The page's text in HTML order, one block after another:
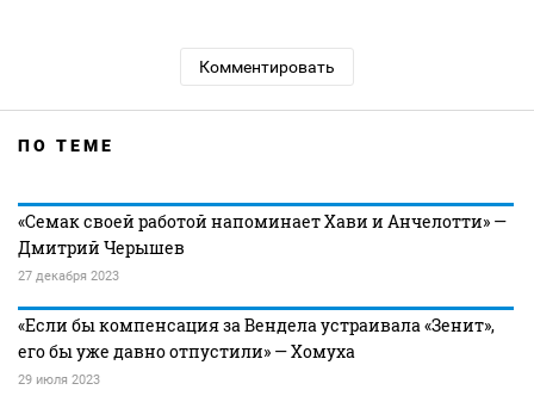
Комментировать
ПО ТЕМЕ
«Семак своей работой напоминает Хави и Анчелотти» —
Дмитрий Черышев
27 декабря 2023
«Если бы компенсация за Вендела устраивала «Зенит»,
его бы уже давно отпустили» — Хомуха
29 июля 2023